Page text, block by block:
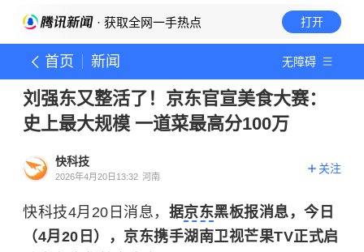
· 获取全网一手热点 打开
首页 新闻 无障碍
刘强东又整活了！京东官宣美食大赛：
史上最大规模 一道菜最高分100万
快科技
2026年4月20日13:32 河南
关注
快科技4月20日消息， 据京东黑板报消息，今日
（4月20日），京东携手湖南卫视芒果TV正式启